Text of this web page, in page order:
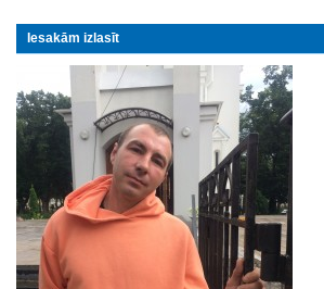
Iesakām izlasīt